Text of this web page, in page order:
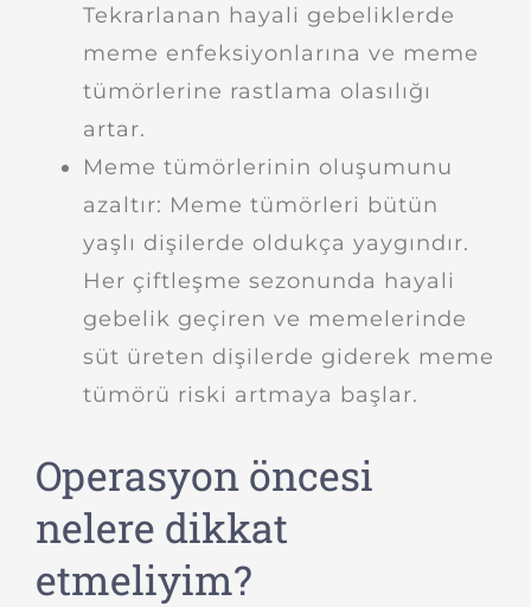
Tekrarlanan hayali gebeliklerde
meme enfeksiyonlarına ve meme
tümörlerine rastlama olasılığı
artar.
Meme tümörlerinin oluşumunu
azaltır: Meme tümörleri bütün
yaşlı dişilerde oldukça yaygındır.
Her çiftleşme sezonunda hayali
gebelik geçiren ve memelerinde
süt üreten dişilerde giderek meme
tümörü riski artmaya başlar.
Operasyon öncesi
nelere dikkat
etmeliyim?